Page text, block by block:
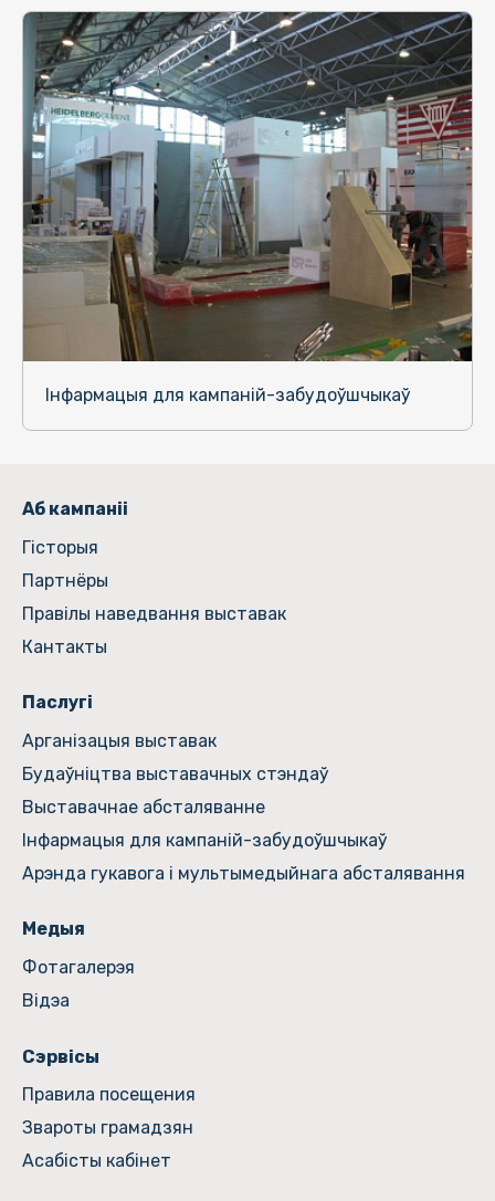
Інфармацыя для кампаній-забудоўшчыкаў
Аб кампаніі
Гiсторыя
Партнёры
Правілы наведвання выставак
Кантакты
Паслугі
Арганізацыя выставак
Будаўніцтва выставачных стэндаў
Выставачнае абсталяванне
Інфармацыя для кампаній-забудоўшчыкаў
Арэнда гукавога і мультымедыйнага абсталявання
Медыя
Фотагалерэя
Відэа
Сэрвісы
Правила посещения
Звароты грамадзян
Асабісты кабінет